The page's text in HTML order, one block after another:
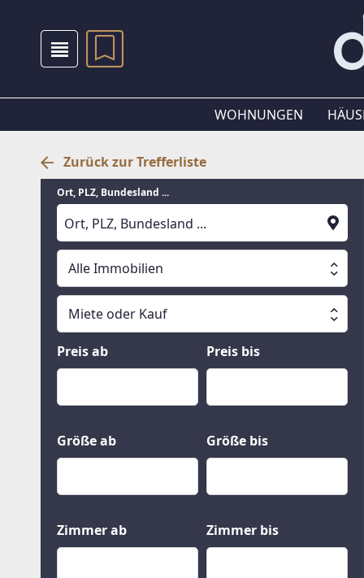
WOHNUNGEN
Zurück zur Trefferliste
Ort, PLZ, Bundesland ...
Suche läuft
Alle Immobilien
Alle Immobilien
Häuser
Grund und Boden
Miete oder Kauf
Miete oder Kauf
Kauf
Preis ab Preis bis
Größe ab Größe bis
Zimmer ab Zimmer bis